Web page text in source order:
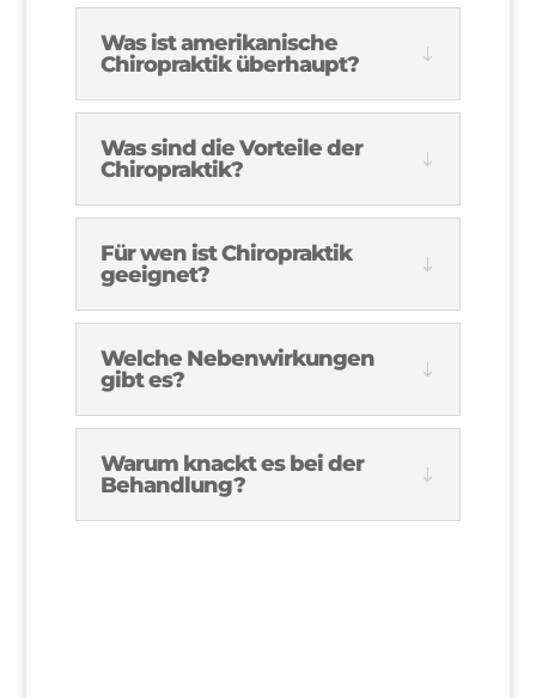
Was ist amerikanische
Chiropraktik überhaupt?
Was sind die Vorteile der
Chiropraktik?
Für wen ist Chiropraktik
geeignet?
Welche Nebenwirkungen
gibt es?
Warum knackt es bei der
Behandlung?